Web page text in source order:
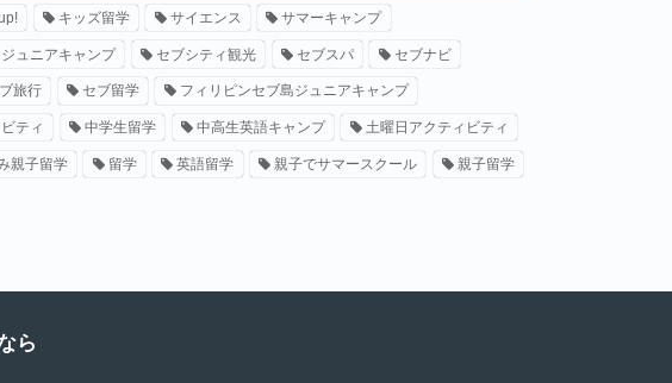
キッズ留学 サイエンス サマーキャンプ
ジュニアキャンプ セブシティ観光 セブスパ セブナビ
旅行 セブ留学 フィリピンセブ島ジュニアキャンプ
ティ 中学生留学 中高生英語キャンプ 土曜日アクティビティ
親子留学 留学 英語留学 親子でサマースクール 親子留学
ら